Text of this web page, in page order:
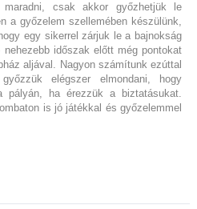
csak akkor győzhetjük le
a győzelem szellemében készülünk,
egy sikerrel zárjuk le a bajnokság
időszak előtt még pontokat
aljával. Nagyon számítunk ezúttal
elégszer elmondani, hogy
ha érezzük a biztatásukat.
is jó játékkal és győzelemmel